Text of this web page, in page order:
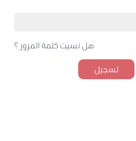
هل نسيت كلمة المرور ؟